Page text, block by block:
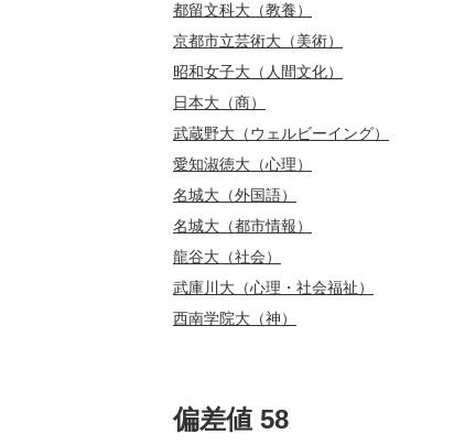
都留文科大（教養）
京都市立芸術大（美術）
昭和女子大（人間文化）
日本大（商）
武蔵野大（ウェルビーイング）
愛知淑徳大（心理）
名城大（外国語）
名城大（都市情報）
龍谷大（社会）
武庫川大（心理・社会福祉）
西南学院大（神）
偏差値 58